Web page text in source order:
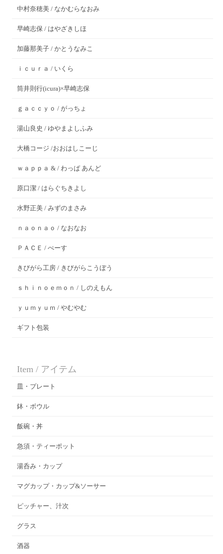
中村奈穂美 / なかむらなおみ
早崎志保 / はやざきしほ
加藤那美子 / かとうなみこ
ｉｃｕｒａ / いくら
筒井則行(icura)×早崎志保
ｇａｃｃｙｏ / がっちょ
湯山良史 / ゆやまよしふみ
大橋コージ /おおはしこーじ
ｗａｐｐａ & / わっぱ あんど
原口潔 / はらぐちきよし
水野正美 / みずのまさみ
ｎａｏｎａｏ / なおなお
ＰＡＣＥ / ぺーす
きびがら工房 / きびがらこうぼう
ｓｈｉｎｏｅｍｏｎ / しのえもん
ｙｕｍｙｕｍ / やむやむ
ギフト包装
Item / アイテム
皿・プレート
鉢・ボウル
飯碗・丼
急須・ティーポット
湯呑み・カップ
マグカップ・カップ&ソーサー
ピッチャー、汁次
グラス
酒器